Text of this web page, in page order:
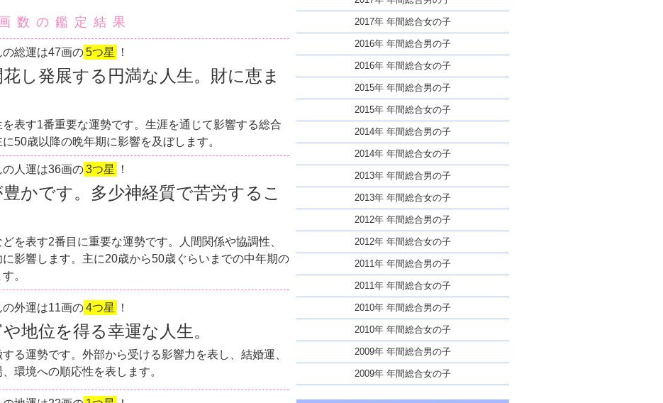
数の鑑定結果
総運は47画の5つ星 ！
し発展する円満な人生。財に恵ま
表す1番重要な運勢です。生涯を通じて影響する総合
50歳以降の晩年期に影響を及ぼします。
人運は36画の3つ星 ！
かです。多少神経質で苦労するこ
を表す2番目に重要な運勢です。人間関係や協調性、
影響します。主に20歳から50歳ぐらいまでの中年期の
。
外運は11画の4つ星 ！
地位を得る幸運な人生。
る運勢です。外部から受ける影響力を表し、結婚運、
環境への順応性を表します。
2017年 年間総合女の子
2016年 年間総合男の子
2016年 年間総合女の子
2015年 年間総合男の子
2015年 年間総合女の子
2014年 年間総合男の子
2014年 年間総合女の子
2013年 年間総合男の子
2013年 年間総合女の子
2012年 年間総合男の子
2012年 年間総合女の子
2011年 年間総合男の子
2011年 年間総合女の子
2010年 年間総合男の子
2010年 年間総合女の子
2009年 年間総合男の子
2009年 年間総合女の子